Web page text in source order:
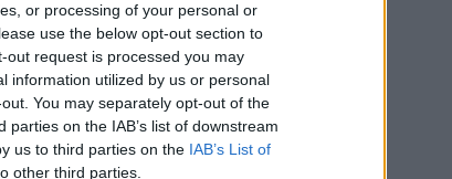
or processing of your personal or
use the below opt-out section to
request is processed you may
information utilized by us or personal
You may separately opt-out of the
on the IAB’s list of downstream
us to third parties on the IAB’s List of
other third parties.
Einsatz